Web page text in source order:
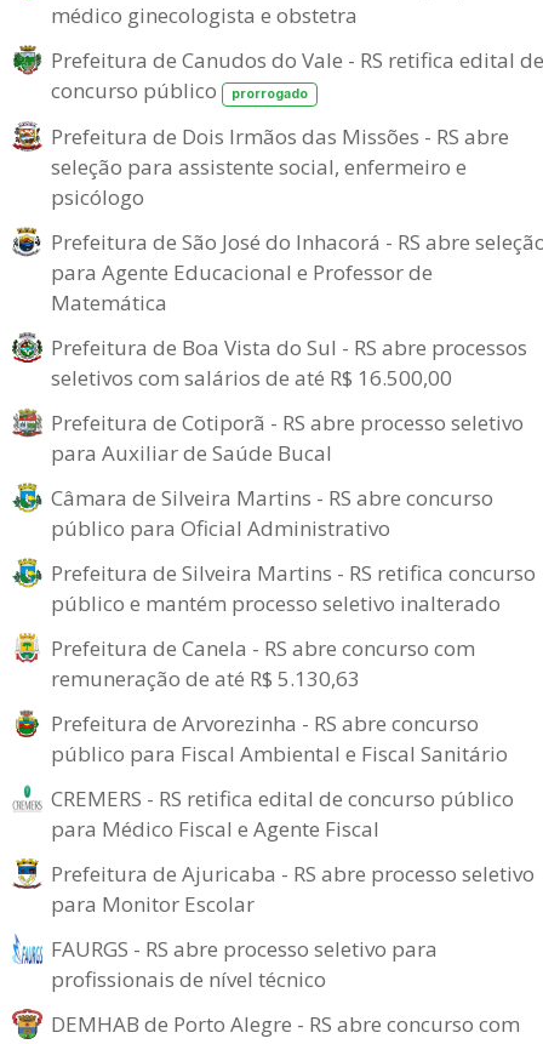
médico ginecologista e obstetra
Prefeitura de Canudos do Vale - RS retifica edital de
concurso público
prorrogado
Prefeitura de Dois Irmãos das Missões - RS abre
seleção para assistente social, enfermeiro e
psicólogo
Prefeitura de São José do Inhacorá - RS abre
para Agente Educacional e Professor de
Matemática
Prefeitura de Boa Vista do Sul - RS abre processos
seletivos com salários de até R$ 16.500,00
Prefeitura de Cotiporã - RS abre processo seletivo
para Auxiliar de Saúde Bucal
Câmara de Silveira Martins - RS abre concurso
público para Oficial Administrativo
Prefeitura de Silveira Martins - RS retifica concurso
público e mantém processo seletivo inalterado
Prefeitura de Canela - RS abre concurso com
remuneração de até R$ 5.130,63
Prefeitura de Arvorezinha - RS abre concurso
público para Fiscal Ambiental e Fiscal Sanitário
CREMERS - RS retifica edital de concurso público
para Médico Fiscal e Agente Fiscal
Prefeitura de Ajuricaba - RS abre processo seletivo
para Monitor Escolar
FAURGS - RS abre processo seletivo para
profissionais de nível técnico
DEMHAB de Porto Alegre - RS abre concurso com